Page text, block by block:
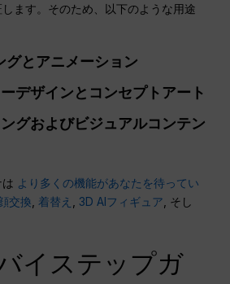
ます。そのため、以下のような用途
グとアニメーション
デザインとコンセプトアート
グおよびビジュアルコンテン
より多くの機能があなたを待ってい
交換,着替え , 3D AIフィギュア, そし
イステップガ